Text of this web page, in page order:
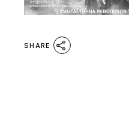
SHARE